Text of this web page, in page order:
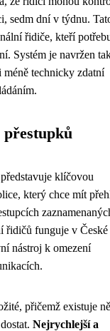
sedm dní v týdnu.
řidiče, kteří
Systém je navržen
technicky zdatní
představuje klíčovou
který chce mít
řidičů funguje v České
nástroj k omezení
přičemž existuje
Nejrychlejší a